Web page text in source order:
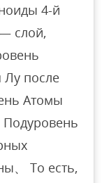
4-й
слой,
Лу после
Атомы
Подуровень
、 То есть,